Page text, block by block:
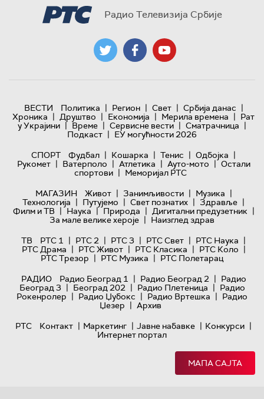
Радио Телевизија Србије
ВЕСТИ Политика | Регион | Свет | Србија данас |
Хроника | Друштво | Економија | Мерила времена | Рат
у Украјини | Време | Сервисне вести | Сматрачница |
Подкаст | ЕУ могућности 2026
СПОРТ
Фудбал | Кошарка | Тенис | Одбојка |
Рукомет | Ватерполо | Атлетика | Ауто-мото | Остали
спортови | Меморијал РТС
МАГАЗИН
Живот | Занимљивости | Музика |
Технологијa | Путујемо | Свет познатих | Здравље |
Филм и ТВ | Наука | Природа | Дигитални предузетник |
За мале велике хероје | Наизглед здрав
ТВ
РТС 1 | РТС 2 | РТС 3 | РТС Свет | РТС Наука |
РТС Драма | РТС Живот | РТС Класика | РТС Коло |
РТС Трезор | РТС Музика | РТС Полетарац
РАДИО
Радио Београд 1 | Радио Београд 2 | Радио
Београд 3 | Београд 202 | Радио Плетеница | Радио
Рокенролер | Радио Џубокс | Радио Вртешка | Радио
Џезер | Архив
РТС
Контакт | Маркетинг | Јавне набавке | Конкурси |
Интернет портал
МАПА САЈТА